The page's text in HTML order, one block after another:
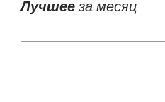
Лучшееза месяц